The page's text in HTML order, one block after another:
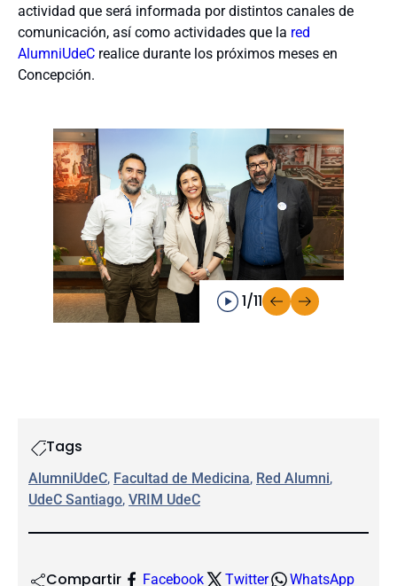
actividad que será informada por distintos canales de
comunicación, así como actividades que la red
AlumniUdeC realice durante los próximos meses en
Concepción.
1/11
Tags
AlumniUdeC, Facultad de Medicina, Red Alumni
UdeC Santiago, VRIM UdeC
Compartir Facebook Twitter WhatsApp